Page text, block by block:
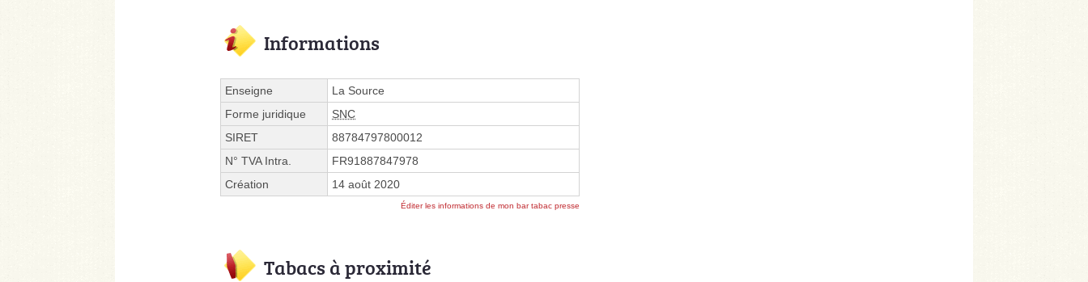
Informations
Enseigne
La Source
Forme juridique
SNC
SIRET
88784797800012
N° TVA Intra.
FR91887847978
Création
14 août 2020
Éditer les informations de mon bar tabac presse
Tabacs à proximité